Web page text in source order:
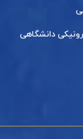
دانشگاهی